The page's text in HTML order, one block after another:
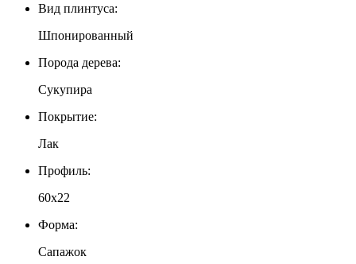
Вид плинтуса:
Шпонированный
Порода дерева:
Сукупира
Покрытие:
Лак
Профиль:
60x22
Форма:
Сапажок